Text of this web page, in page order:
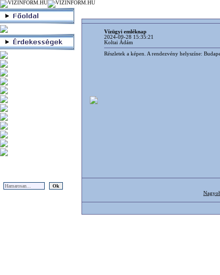
Vízügyi emléknap
2024-09-28 15:35:21
Koltai Ádám
Részletek a képen. A rendezvény helyszíne: